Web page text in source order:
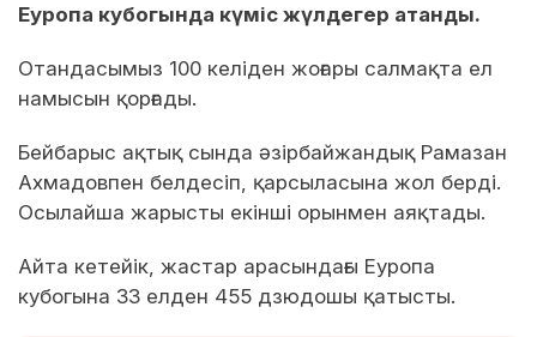
Еуропа кубогында күміс жүлдегер атанды.
Отандасымыз 100 келіден жоғары салмақта ел
намысын қорғады.
Бейбарыс ақтық сында әзірбайжандық Рамазан
Ахмадовпен белдесіп, қарсыласына жол берді.
Осылайша жарысты екінші орынмен аяқтады.
Айта кетейік, жастар арасындағы Еуропа
кубогына 33 елден 455 дзюдошы қатысты.